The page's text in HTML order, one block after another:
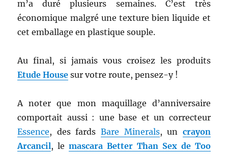
m’a duré plusieurs semaines. C’est très
économique malgré une texture bien liquide et
cet emballage en plastique souple.
Au final, si jamais vous croisez les produits
Etude House sur votre route, pensez-y !
A noter que mon maquillage d’anniversaire
comportait aussi : une base et un correcteur
Essence, des fards Bare Minerals, un crayon
Arcancil, lemascara Better Than Sex de Too